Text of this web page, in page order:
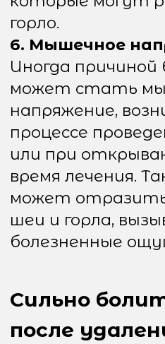
горло болит после
удаления зуба, можно
попробовать
области шеи, чтобы
уменьшить отёк и
участки.
Правильный уход за
полостью рта После
удаления зуба важно
соблюдать
по уходу за
инфекций и
Следует избегать
удалённого зуба и
избегать попадания
Обращение к врачу